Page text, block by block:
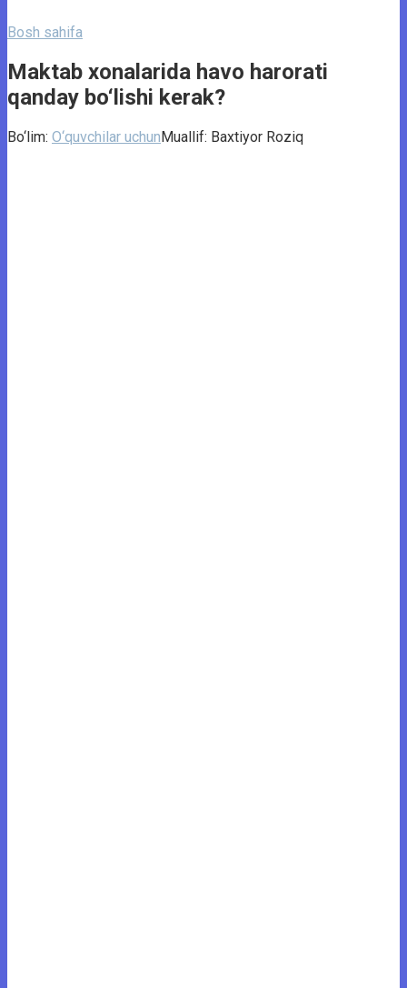
Bosh sahifa
Maktab xonalarida havo harorati
qanday bo‘lishi kerak?
Bo‘lim: O‘quvchilar uchunMuallif: Baxtiyor Roziq